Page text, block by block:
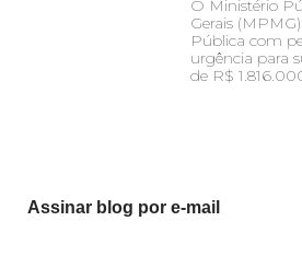
O Ministério
Gerais
Pública com
urgência para
de R$
Assinar blog por e-mail